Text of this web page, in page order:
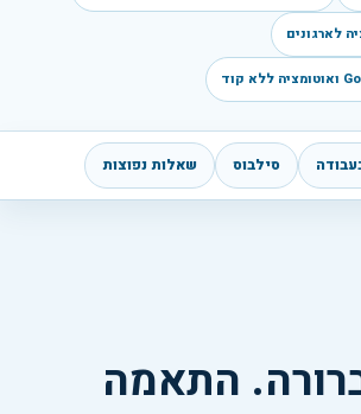
סילבוס שאלות נפוצות
התאמה